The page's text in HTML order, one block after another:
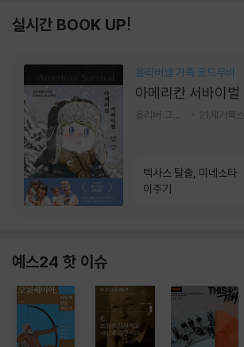
실시간 BOOK UP!
올리버쌤 가족 로드무비
아메리칸 서바이벌
21세기북스
텍사스 탈출, 미네소타
이주기
예스24 핫 이슈